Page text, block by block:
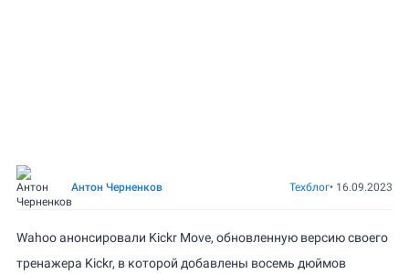
Антон Черненков Техблог• 16.09.2023
Wahoo анонсировали Kickr Move, обновленную версию своего
тренажера Kickr, в которой добавлены восемь дюймов